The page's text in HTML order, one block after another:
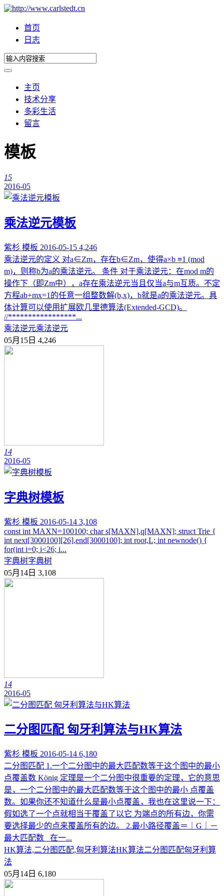
首页
日志
主页
技术分享
多彩生活
留言
模板
15
2016-05
乘法逆元模板
紫杉 模板 2016-05-15 4,246
乘法逆元的定义 对a∈Zm，存在b∈Zm，使得a×b ≡1 (mod
m)，则称b为a的乘法逆元。 条件 对于乘法逆元：在mod m的
操作下（即Zm中），a存在乘法逆元当且仅当a与m互质。不定
方程ab+mx=1的任意一组整数解(b,x)，b就是a的乘法逆元。具
体计算可以使用扩展欧几里德算法(Extended-GCD)。
//*****************...
乘法逆元乘法逆元
05月15日 4,246
14
2016-05
字典树模板
紫杉 模板 2016-05-14 3,108
const int MAXN=100100; char s[MAXN],q[MAXN]; struct Trie {
int next[3000100][26],end[3000100]; int root,L; int newnode() {
for(int i=0; i<26; i...
字典树字典树
05月14日 3,108
14
2016-05
二分图匹配 匈牙利算法与HK算法
紫杉 模板 2016-05-14 6,180
二分图匹配 1.一个二分图中的最大匹配数等于这个图中的最小
点覆盖数 König 定理是一个二分图中很重要的定理，它的意思
是，一个二分图中的最大匹配数等于这个图中的最小 点覆盖
数。如果你还不知道什么是最小点覆盖，我也在这里说一下：
假如选了一个点就相当于覆盖了以它 为端点的所有边，你需
要选择最少的点来覆盖所有的边。 2.最小路径覆盖＝｜G｜－
最大匹配数 在一...
HK算法,二分图匹配,匈牙利算法HK算法二分图匹配匈牙利算
法
05月14日 6,180